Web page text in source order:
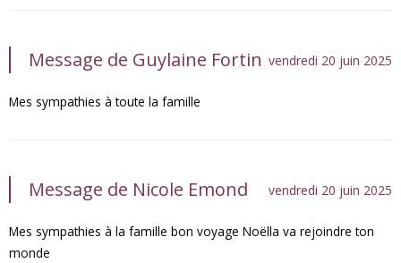
Message de Guylaine Fortin vendredi 20 juin 2025
Mes sympathies à toute la famille
Message de Nicole Emond vendredi 20 juin 2025
Mes sympathies à la famille bon voyage Noëlla va rejoindre ton
monde